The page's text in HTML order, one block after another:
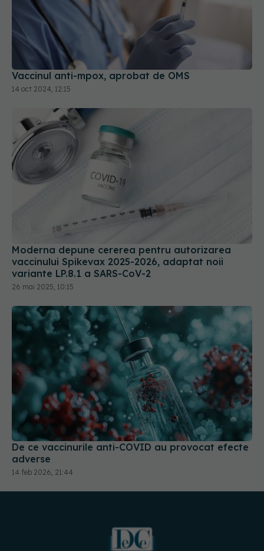
Vaccinul anti-mpox, aprobat de OMS
14 oct 2024, 12:15
Moderna depune cererea pentru autorizarea
vaccinului Spikevax 2025-2026, adaptat noii
variante LP.8.1 a SARS-CoV-2
26 mai 2025, 10:15
De ce vaccinurile anti-COVID au provocat efecte
adverse
14 feb 2026, 21:44